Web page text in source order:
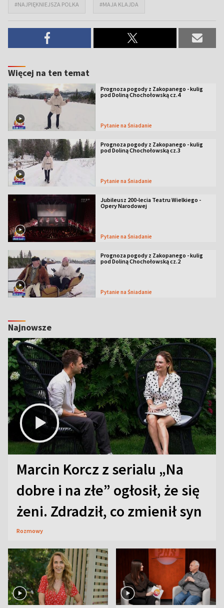
#NAJPIĘKNIEJSZA POLKA #MAJA KLAJDA
Więcej na ten temat
Prognoza pogody z Zakopanego - kulig
pod Doliną Chochołowską cz.4
Pytanie na Śniadanie
Prognoza pogody z Zakopanego - kulig
pod Doliną Chochołowską cz.3
Pytanie na Śniadanie
Jubileusz 200-lecia Teatru Wielkiego -
Opery Narodowej
Pytanie na Śniadanie
Prognoza pogody z Zakopanego - kulig
pod Doliną Chochołowską cz.2
Pytanie na Śniadanie
Najnowsze
Marcin Korcz z serialu „Na
dobre i na złe” ogłosił, że się
żeni. Zdradził, co zmienił syn
Rozmowy